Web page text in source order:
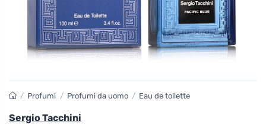
/ Profumi / Profumi da uomo / Eau de toilette
Sergio Tacchini